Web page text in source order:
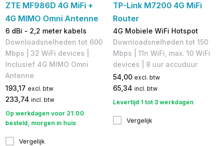
ZTE MF986D 4G MiFi +
4G MIMO Omni Antenne
6 dBi - 2,2 meter kabels
Downloadsnelheden tot 600
Mbps​ | 32 WiFi devices |
Inclusief 4G MIMO Omni
Antenne
193,17 excl. btw
233,74 incl. btw
Op werkdagen voor 21:00
besteld, morgen in huis
Vergelijk
TP-Link M7200 4G MiFi
Router
4G Mobiele WiFi Hotspot
Downloadsnelheden tot 150
Mbps | 11n WiFi, max. 10 WiFi
devices | 8 uur accuduur
54,00 excl. btw
65,34 incl. btw
Levertijd 1 tot 3 werkdagen
Vergelijk